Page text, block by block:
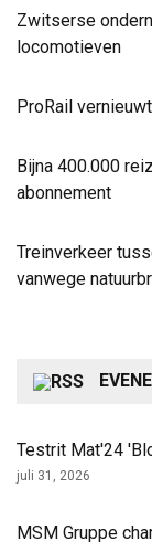
Zwitserse
locomotieven
ProRail
Bijna 400.000
abonnement
Treinverkeer
vanwege
Testrit Mat'24
juli 31, 2026
MSM Gruppe